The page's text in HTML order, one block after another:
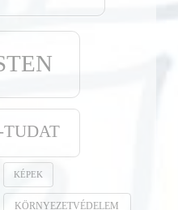
KÉPEK
KÖRNYEZETVÉDELEM